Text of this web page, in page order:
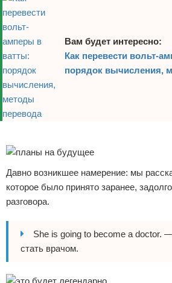
Вам будет интересно:
Как перевести вольт-
порядок вычисления,
Давно возникшее намерение: мы
которое было принято заранее,
разговора.
She is going to become a doctor.
стать врачом.